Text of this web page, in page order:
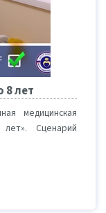
8 лет
медицинская
Сценарий